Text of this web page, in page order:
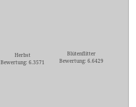
Herbst
Bewertung: 6.3571
Blütenflitter
Bewertung: 6.6429